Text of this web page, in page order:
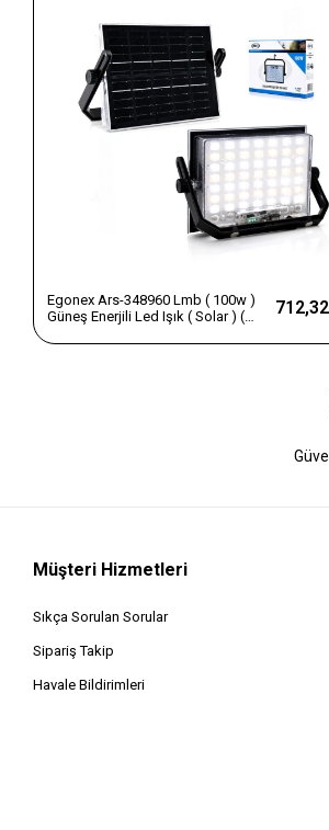
Egonex Ars-348960 Lmb ( 100w )
Güneş Enerjili Led Işık ( Solar ) (
Mekan ) ( 3 Farklı Led Işık )*20
Müşteri Hizmetleri
Sıkça Sorulan Sorular
Sipariş Takip
Havale Bildirimleri